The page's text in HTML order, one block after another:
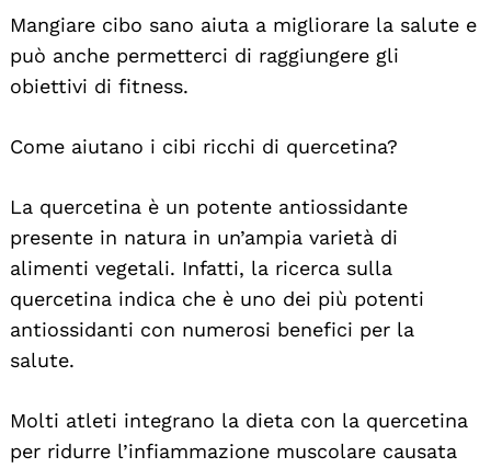
Mangiare cibo sano aiuta a migliorare la salute e
può anche permetterci di raggiungere gli
obiettivi di fitness.
Come aiutano i cibi ricchi di quercetina?
La quercetina è un potente antiossidante
presente in natura in un’ampia varietà di
alimenti vegetali. Infatti, la ricerca sulla
quercetina indica che è uno dei più potenti
antiossidanti con numerosi benefici per la
salute.
Molti atleti integrano la dieta con la quercetina
per ridurre l’infiammazione muscolare causata